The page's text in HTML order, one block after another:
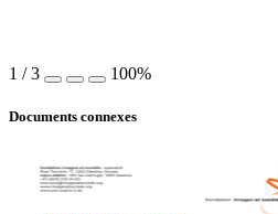
1 /3 100%
Documents connexes